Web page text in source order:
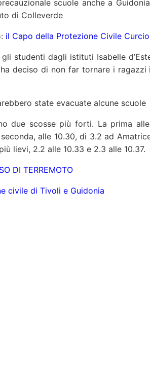
scuole anche a
di Colleverde
il Capo della Protezione Civile
studenti dagli istituti Isabelle
deciso di non far tornare i ragazzi
state evacuate alcune scuole
due scosse più forti. La prima
alle 10.30, di 3.2 ad
lievi, 2.2 alle 10.33 e 2.3 alle 10.37.
DI TERREMOTO
civile di Tivoli e Guidonia